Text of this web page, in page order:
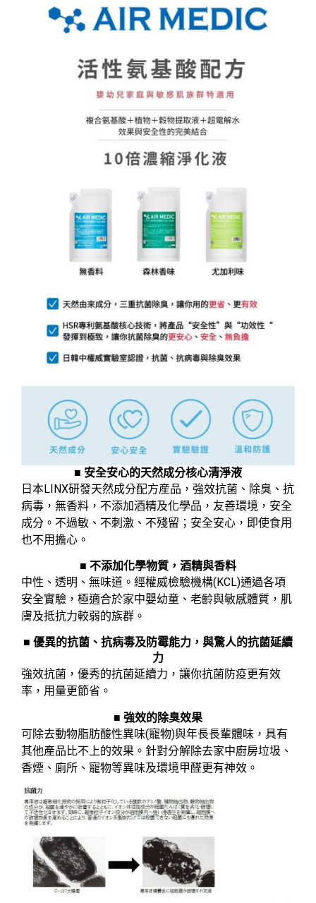
■ 安全安心的天然成分核心清淨液
日本LINX研發天然成分配方産品，強效抗菌、除臭、抗
病毒，無香料，不添加酒精及化學品，友善環境，安全
成分。不過敏、不刺激、不殘留；安全安心，即使食用
也不用擔心。
■ 不添加化學物質，酒精與香料
中性、透明、無味道。經權威檢驗機構(KCL)​通過各項
安全實驗，極適合於家中嬰幼童、老齡與敏感體質，肌
膚及抵抗力較弱的族群。
■ 優異的抗菌、抗病毒及防霉能力，與驚人的抗菌延續
力
強效抗菌，優秀的抗菌延續力，讓你抗菌防疫更有效
率，用量更節省。
■ 強效的除臭效果
可除去動物脂肪酸性異味(寵物)與年長長輩體味，具有
其他產品比不上的效果。針對分解除去家中廚房垃圾、
香煙、廁所、寵物等異味及環境甲醛更有神效。